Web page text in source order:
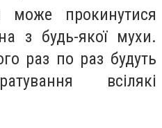
може прокинутися
з будь-якої мухи.
раз по раз будуть
всілякі